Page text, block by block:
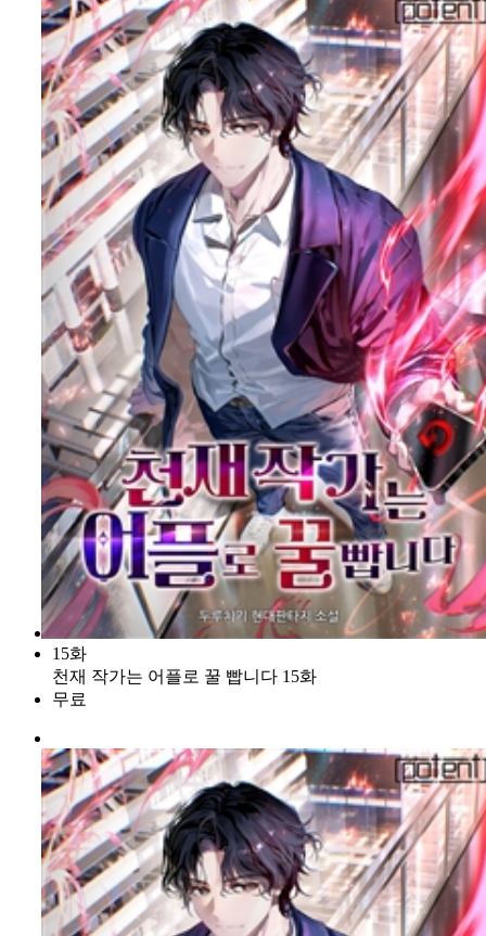
15화
천재 작가는 어플로 꿀 빱니다 15화
무료